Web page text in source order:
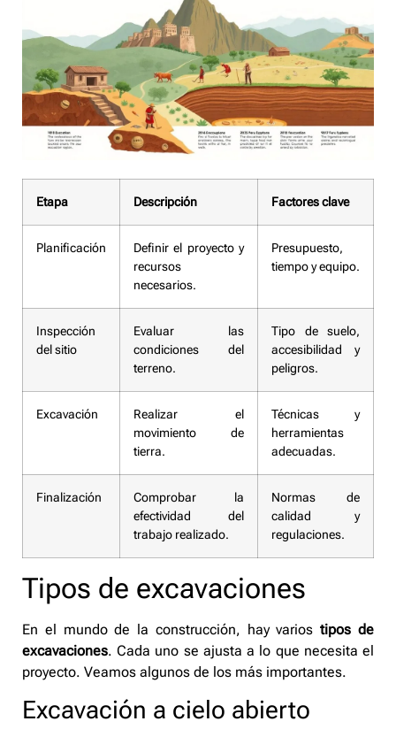
Etapa Descripción Factores clave
Planificación
Definir el proyecto y
recursos
necesarios.
Presupuesto,
tiempo y equipo.
Inspección
del sitio
Evaluar las
condiciones del
terreno.
Tipo de suelo,
accesibilidad y
peligros.
Excavación
Realizar el
movimiento de
tierra.
Técnicas y
herramientas
adecuadas.
Finalización
Comprobar la
efectividad del
trabajo realizado.
Normas de
calidad y
regulaciones.
Tipos de excavaciones
En el mundo de la construcción, hay variostipos de
excavaciones. Cada uno se ajusta a lo que necesita el
proyecto. Veamos algunos de los más importantes.
Excavación a cielo abierto